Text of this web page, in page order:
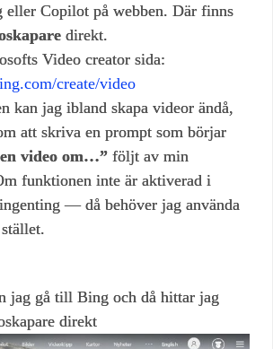
eller Copilot på webben. Där finns
direkt.
Video creator sida:
create/video
kan jag ibland skapa videor ändå,
att skriva en prompt som börjar
video om…” följt av min
funktionen inte är aktiverad i
— då behöver jag använda
jag gå till Bing och då hittar jag
direkt